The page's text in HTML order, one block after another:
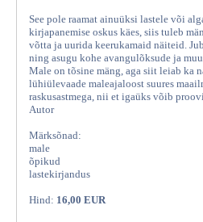
See pole raamat ainuüksi lastele või
kirjapanemise oskus käes, siis tuleb
võtta ja uurida keerukamaid näiteid.
ning asugu kohe avangulõksude ja
Male on tõsine mäng, aga siit leiab ka
lühiülevaade maleajaloost suures
raskusastmega, nii et igaüks võib
Autor
Märksõnad:
male
õpikud
lastekirjandus
Hind: 16,00 EUR